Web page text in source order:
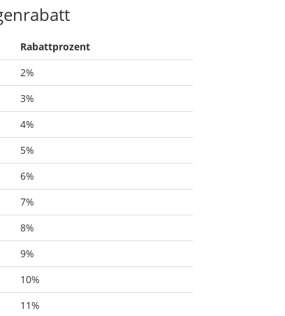
Rabattprozent
2%
3%
4%
5%
6%
7%
8%
9%
10%
11%